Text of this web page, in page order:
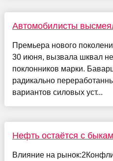
Автомобилисты
Премьера нового
30 июня, вызвала шквал
поклонников марки.
радикально
вариантов силовых уст...
Нефть остаётся с
Влияние на